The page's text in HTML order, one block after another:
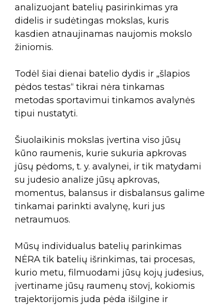
analizuojant batelių pasirinkimas yra
didelis ir sudėtingas mokslas, kuris
kasdien atnaujinamas naujomis mokslo
žiniomis.
Todėl šiai dienai batelio dydis ir „šlapios
pėdos testas“ tikrai nėra tinkamas
metodas sportavimui tinkamos avalynės
tipui nustatyti.
Šiuolaikinis mokslas įvertina viso jūsų
kūno raumenis, kurie sukuria apkrovas
jūsų pėdoms, t. y. avalynei, ir tik matydami
su judesio analize jūsų apkrovas,
momentus, balansus ir disbalansus galime
tinkamai parinkti avalynę, kuri jus
netraumuos.
Mūsų individualus batelių parinkimas
NĖRA tik batelių išrinkimas, tai procesas,
kurio metu, filmuodami jūsų kojų judesius,
įvertiname jūsų raumenų stovį, kokiomis
trajektorijomis juda pėda išilgine ir